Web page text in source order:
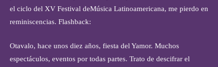
el ciclo del XV Festival deMúsica Latinoamericana, me pierdo en
reminiscencias. Flashback:
Otavalo, hace unos diez años, fiesta del Yamor. Muchos
espectáculos, eventos por todas partes. Trato de descifrar el